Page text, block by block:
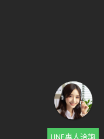
LINE專人洽詢